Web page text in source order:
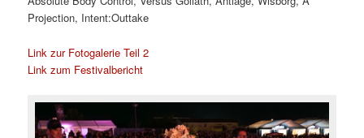
Projection, Intent:Outtake
Link zur Fotogalerie Teil 2
Link zum Festivalbericht